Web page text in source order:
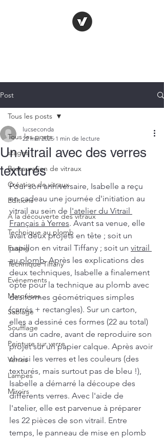
Post
Tous les posts
stages
Restauration de vitraux
Création de vitraux
Editions
A la découverte des vitraux
Technique au plomb
Fusing
Technique Tiffany
Evénements
Marquises
Sablage
Soufflage
Peinture sur verre
Verres
Lampes
Miroirs
Tous les posts
Un vitrail avec des verres
texturés
lucseconda
22 mai 2025 1 min de lecture
Pour son anniversaire, Isabelle a reçu
en cadeau une journée d'initiation au
vitrail au sein de l'atelier du Vitrail
Français à Yerres. Avant sa venue, elle
avait deux projets en tête ; soit un
papillon en vitrail Tiffany ; soit un vitrail
au plomb. Après les explications des
deux techniques, Isabelle a finalement
opté pour la technique au plomb avec
des formes géométriques simples
(carrés + rectangles). Sur un carton,
elles a dessiné ces formes (22 au total)
dans un cadre, avant de reproduire son
projet sur un papier calque. Après avoir
choisi les verres et les couleurs (des
texturés, mais surtout pas de bleu !),
Isabelle a démarré la découpe des
différents verres. Avec l'aide de
l'atelier, elle est parvenue à préparer
les 22 pièces de son vitrail. Entre
temps, le panneau de mise en plomb